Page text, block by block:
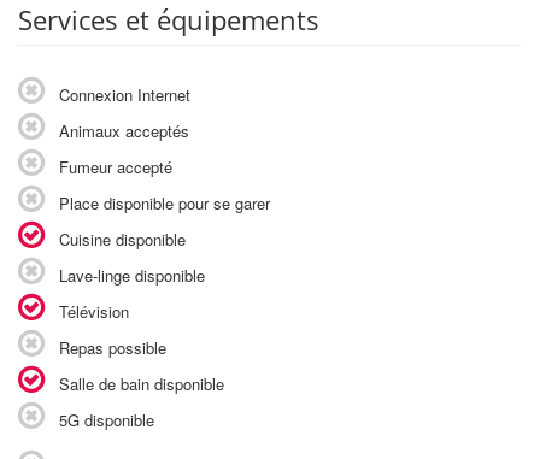
Services et équipements
Connexion Internet
Animaux acceptés
Fumeur accepté
Place disponible pour se garer
Cuisine disponible
Lave-linge disponible
Télévision
Repas possible
Salle de bain disponible
5G disponible